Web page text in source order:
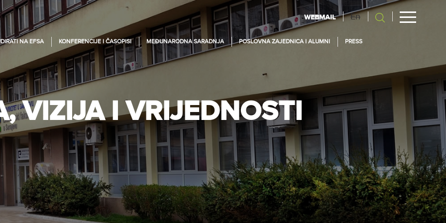
WEBMAIL En
NA EFSA KONFERENCIJE I ČASOPISI MEĐUNARODNA SARADNJA POSLOVNA ZAJEDNICA I ALUMNI PRESS
VIZIJA I VRIJEDNOSTI